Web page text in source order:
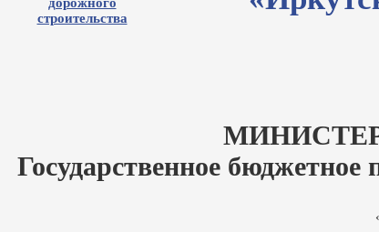
Государственное бюджетное